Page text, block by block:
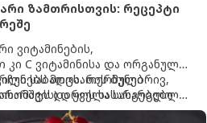
ზამთრისთვის: რეცეპტი
ვიტამინების,
კი C ვიტამინისა და ორგანული
საბადოა. თერმული
დროს სასარგებლო
დიდი ნაწილი იშლება. ამიტომ,
მოცხარის ბუნებრივ,
არომატს და ყველა სასარგებლო